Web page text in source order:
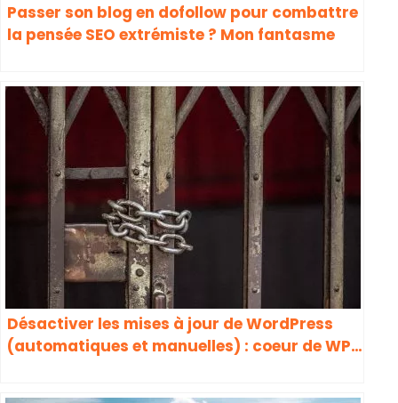
Passer son blog en dofollow pour combattre
la pensée SEO extrémiste ? Mon fantasme
Désactiver les mises à jour de WordPress
(automatiques et manuelles) : coeur de WP,